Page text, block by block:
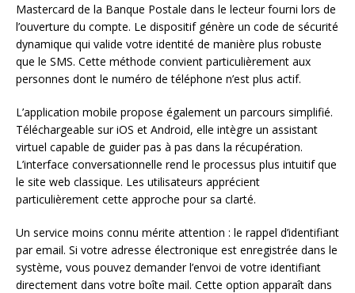
Mastercard de la Banque Postale dans le lecteur fourni lors de
l’ouverture du compte. Le dispositif génère un code de sécurité
dynamique qui valide votre identité de manière plus robuste
que le SMS. Cette méthode convient particulièrement aux
personnes dont le numéro de téléphone n’est plus actif.
L’application mobile propose également un parcours simplifié.
Téléchargeable sur iOS et Android, elle intègre un assistant
virtuel capable de guider pas à pas dans la récupération.
L’interface conversationnelle rend le processus plus intuitif que
le site web classique. Les utilisateurs apprécient
particulièrement cette approche pour sa clarté.
Un service moins connu mérite attention : le rappel d’identifiant
par email. Si votre adresse électronique est enregistrée dans le
système, vous pouvez demander l’envoi de votre identifiant
directement dans votre boîte mail. Cette option apparaît dans